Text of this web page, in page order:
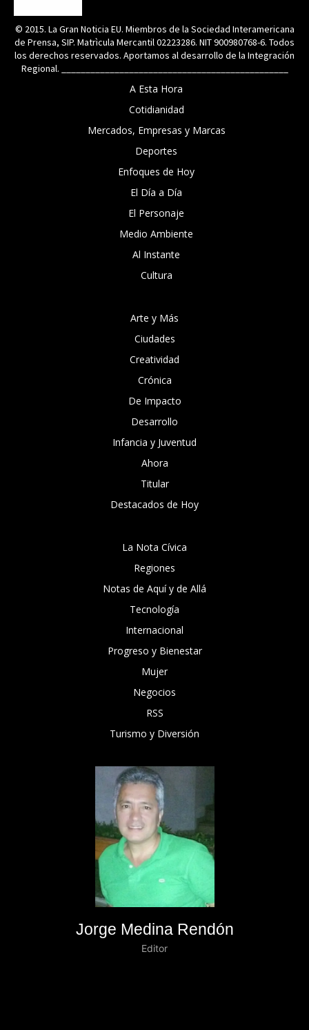
© 2015. La Gran Noticia EU. Miembros de la Sociedad Interamericana
de Prensa, SIP. Matrìcula Mercantil 02223286. NIT 900980768-6. Todos
los derechos reservados. Aportamos al desarrollo de la Integración
Regional. _______________________________________________
A Esta Hora
Cotidianidad
Mercados, Empresas y Marcas
Deportes
Enfoques de Hoy
El Día a Día
El Personaje
Medio Ambiente
Al Instante
Cultura
Arte y Más
Ciudades
Creatividad
Crónica
De Impacto
Desarrollo
Infancia y Juventud
Ahora
Titular
Destacados de Hoy
La Nota Cívica
Regiones
Notas de Aquí y de Allá
Tecnología
Internacional
Progreso y Bienestar
Mujer
Negocios
RSS
Turismo y Diversión
Jorge Medina Rendón
Editor